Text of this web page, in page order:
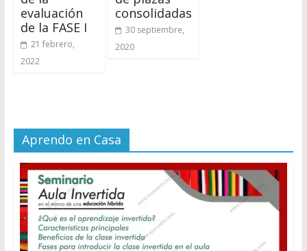
evaluación
de la FASE I
21 febrero,
2022
consolidadas
30 septiembre,
2020
Aprendo en Casa